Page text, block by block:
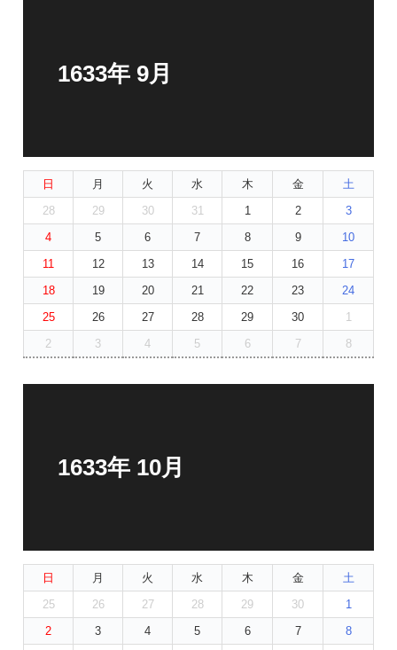
1633年 9月
日 月 火 水 木 金
土
28
29 30 31 1 2
3
4
5 6 7 8 9
10
11
12 13 14 15 16
17
18
19 20 21 22 23
24
25
26 27 28 29 30
1
2
3 4 5 6 7 8
1633年 10月
日 月 火 水 木 金
土
25
26 27 28 29 30
1
2
3 4 5 6 7
8